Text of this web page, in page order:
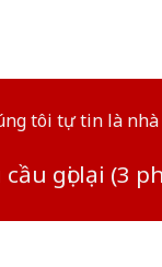
tôi tự tin là
cầu gọi lại (3